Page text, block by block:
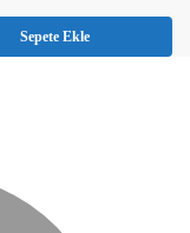
Sepete Ekle